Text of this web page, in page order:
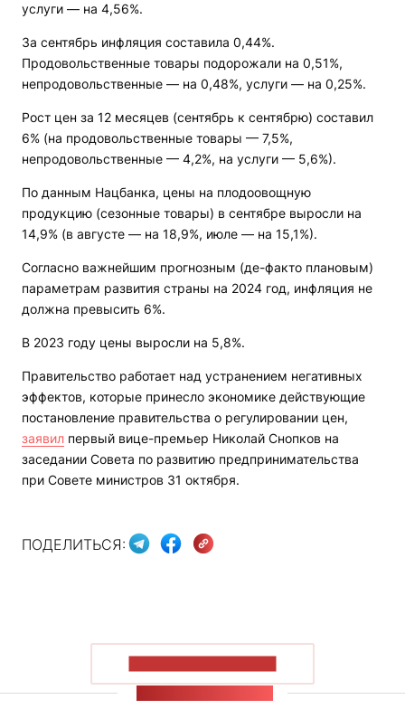
услуги — на 4,56%.
За сентябрь инфляция составила 0,44%.
Продовольственные товары подорожали на 0,51%,
непродовольственные — на 0,48%, услуги — на 0,25%.
Рост цен за 12 месяцев (сентябрь к сентябрю) составил
6% (на продовольственные товары — 7,5%,
непродовольственные — 4,2%, на услуги — 5,6%).
По данным Нацбанка, цены на плодоовощную
продукцию (сезонные товары) в сентябре выросли на
14,9% (в августе — на 18,9%, июле — на 15,1%).
Согласно важнейшим прогнозным (де-факто плановым)
параметрам развития страны на 2024 год, инфляция не
должна превысить 6%.
В 2023 году цены выросли на 5,8%.
Правительство работает над устранением негативных
эффектов, которые принесло экономике действующие
постановление правительства о регулировании цен,
заявил первый вице-премьер Николай Снопков на
заседании Совета по развитию предпринимательства
при Совете министров 31 октября.
ПОДЕЛИТЬСЯ: